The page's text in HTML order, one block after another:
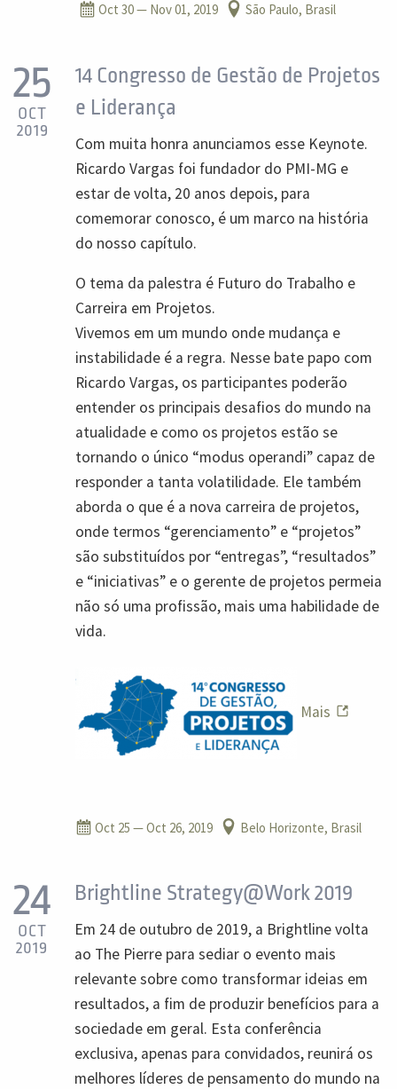
Oct 30— Nov 01, 2019 São Paulo, Brasil
25
OCT
2019
14 Congresso de Gestão de Projetos
e Liderança
Com muita honra anunciamos esse Keynote.
Ricardo Vargas foi fundador do PMI-MG e
estar de volta, 20 anos depois, para
comemorar conosco, é um marco na história
do nosso capítulo.
O tema da palestra é Futuro do Trabalho e
Carreira em Projetos.
Vivemos em um mundo onde mudança e
instabilidade é a regra. Nesse bate papo com
Ricardo Vargas, os participantes poderão
entender os principais desafios do mundo na
atualidade e como os projetos estão se
tornando o único “modus operandi” capaz de
responder a tanta volatilidade. Ele também
aborda o que é a nova carreira de projetos,
onde termos “gerenciamento” e “projetos”
são substituídos por “entregas”, “resultados”
e “iniciativas” e o gerente de projetos permeia
não só uma profissão, mais uma habilidade de
vida.
Mais
Oct 25 — Oct 26, 2019 Belo Horizonte, Brasil
24
OCT
2019
Brightline Strategy@Work 2019
Em 24 de outubro de 2019, a Brightline volta
ao The Pierre para sediar o evento mais
relevante sobre como transformar ideias em
resultados, a fim de produzir benefícios para a
sociedade em geral. Esta conferência
exclusiva, apenas para convidados, reunirá os
melhores líderes de pensamento do mundo na